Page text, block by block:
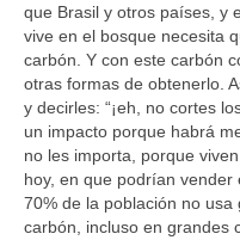
que Brasil y otros países, y
vive en el bosque necesita
carbón. Y con este carbón
otras formas de obtenerlo.
y decirles: “¡eh, no cortes
un impacto porque habrá
no les importa, porque
hoy, en que podrían
70% de la población no
carbón, incluso en grandes